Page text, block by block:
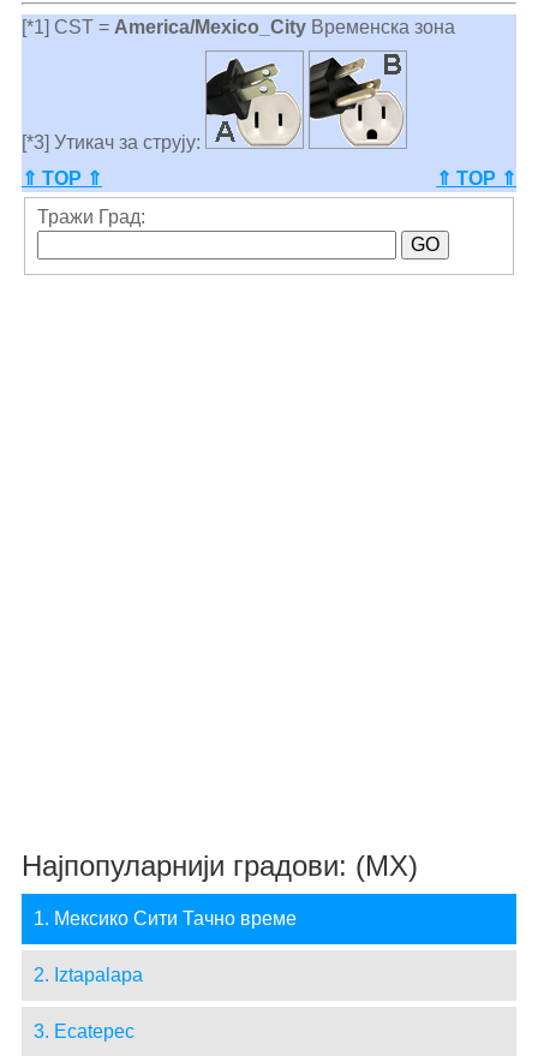
[*1] CST = America/Mexico_CityВременска зона
[*3] Утикач за струју:
⇑ TOP ⇑
⇑ TOP ⇑
Тражи Град:
Најпопуларнији градови: (MX)
1. Мексико Сити Тачно време
2. Iztapalapa
3. Ecatepec